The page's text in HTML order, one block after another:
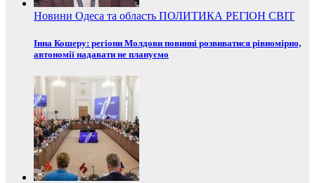
Новини Одеса та область ПОЛИТИКА РЕГІОН СВІТ
Інна Кошеру: регіони Молдови повинні розвиватися рівномірно,
автономії надавати не плануємо